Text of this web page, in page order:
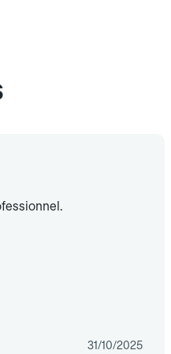
31/10/2025